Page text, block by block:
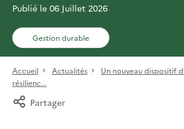
Publié le 06 Juillet 2026
Gestion durable
Accueil Actualités
Un nouveau dispositif
résilienc...
Partager